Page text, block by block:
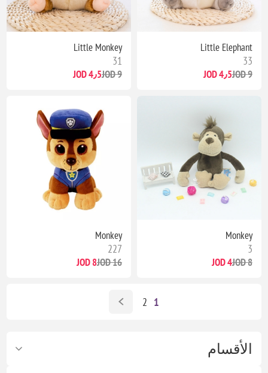
الأقسام
Little Elephant
33
9 JOD 4٫5 JOD
Little Monkey
31
9 JOD 4٫5 JOD
Monkey
3
8 JOD
4 JOD
Monkey
227
16 JOD
8 JOD
1
2